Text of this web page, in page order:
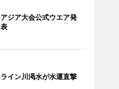
アジア大会公式ウエア発
表
ライン川渇水が水運直撃